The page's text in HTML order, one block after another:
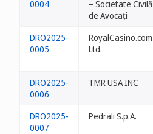
0004
– Societate Civilă
de Avocați
DRO2025-
0005
RoyalCasino.com
Ltd.
DRO2025-
0006
TMR USA INC
DRO2025-
0007
Pedrali S.p.A.